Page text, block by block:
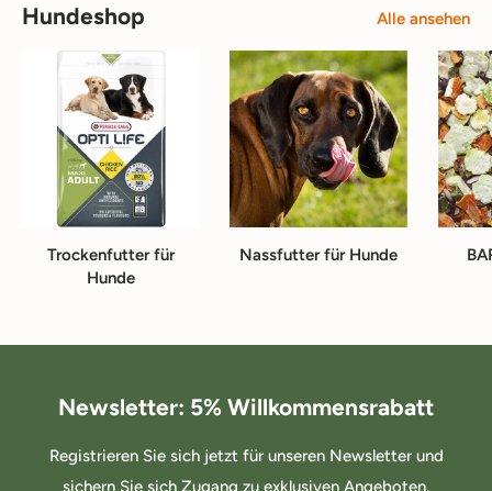
Hundeshop Alle ansehen
Trockenfutter für
Hunde
Nassfutter für Hunde
Newsletter: 5% Willkommensrabatt
Registrieren Sie sich jetzt für unseren Newsletter und
sichern Sie sich Zugang zu exklusiven Angeboten.